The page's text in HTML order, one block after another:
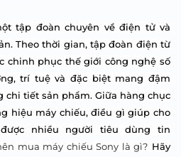
tập đoàn chuyên về điện tử và
Theo thời gian, tập đoàn điện từ
chinh phục thế giới công nghệ số
trí tuệ và đặc biệt mang đậm
chi tiết sản phẩm. Giữa hàng chục
hiệu máy chiếu, điều gì giúp cho
nhiều người tiêu dùng tin
mua máy chiếu Sony là gì? Hãy